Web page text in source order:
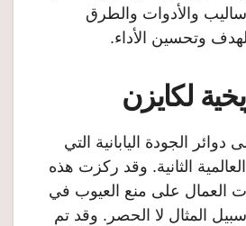
والأدوات والطرق
وتحسين الأداء.
لكايزن
الجودة اليابانية التي
الثانية. وقد ركزت هذه
العمال على منع العيوب في
المثال لا الحصر. وقد تم